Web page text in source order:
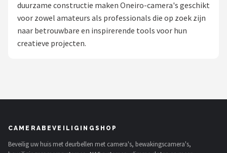
Eufy
Home-Locking
TP-Link
duurzame constructie maken Oneiro-camera's geschikt
voor zowel amateurs als professionals die op zoek zijn
naar betrouwbare en inspirerende tools voor hun
creatieve projecten.
CAMERABEVEILIGINGSHOP
Beveilig uw huis met deurbellen met camera's, bewakingscamera's,